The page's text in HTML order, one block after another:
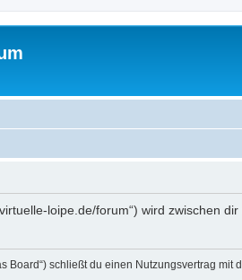
loipe.de/forum“) wird zwischen
Board“) schließt du einen Nutzungsvertrag